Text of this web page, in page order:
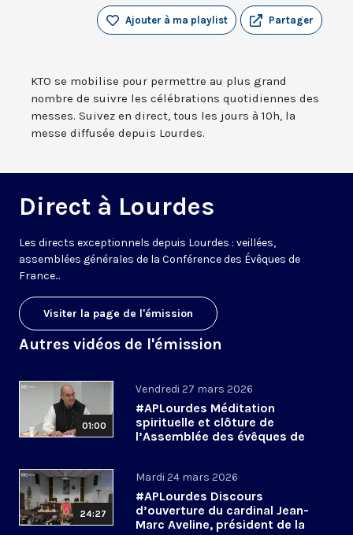
Partager
Ajouter à ma playlist
KTO se mobilise pour permettre au plus grand
nombre de suivre les célébrations quotidiennes des
messes. Suivez en direct, tous les jours à 10h, la
messe diffusée depuis Lourdes.
Direct à Lourdes
Les directs exceptionnels depuis Lourdes : veillées,
assemblées générales de la Conférence des Évêques de
France...
Visiter la page de l'émission
Autres vidéos de l'émission
01:00
Vendredi 27 mars 2026
#APLourdes Méditation
spirituelle et clôture de
l’Assemblée des évêques de
24:27
Mardi 24 mars 2026
#APLourdes Discours
d’ouverture du cardinal Jean-
Marc Aveline, président de la